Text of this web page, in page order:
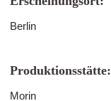
Berlin
Produktionsstätte:
Morin